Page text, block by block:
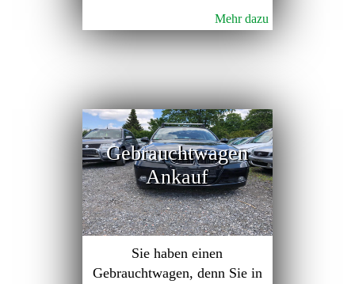
Mehr dazu
Gebrauchtwagen
Ankauf
Sie haben einen
Gebrauchtwagen, denn Sie in